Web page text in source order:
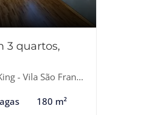
3 quartos,
Francisco, Osasco-SP
180 m²